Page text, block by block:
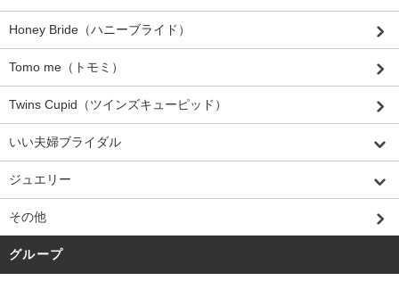
Honey Bride（ハニーブライド）
Tomo me（トモミ）
Twins Cupid（ツインズキューピッド）
いい夫婦ブライダル
ジュエリー
その他
グループ